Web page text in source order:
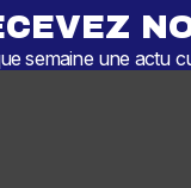
semaine une actu